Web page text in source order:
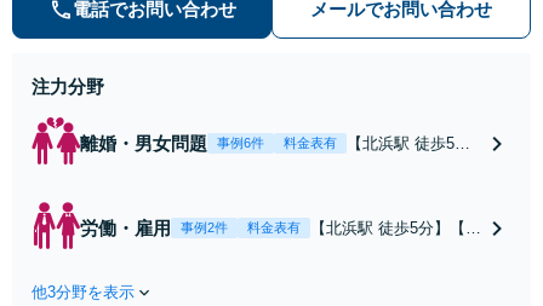
いく解決への第一歩を踏み出せるよ
電話でお問い合わせ メールでお問い合わせ
注力分野
離婚・男女問題 事例6件 料金表有
【北浜駅 徒歩5
から男女問題ま
労働・雇用 事例2件 料金表有
【北浜駅 徒歩5分】【弁
他3分野を表示